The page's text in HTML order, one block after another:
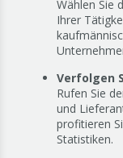
Wählen Sie
Ihrer
Verfolgen
Rufen Sie
und
profitieren
Statistiken.